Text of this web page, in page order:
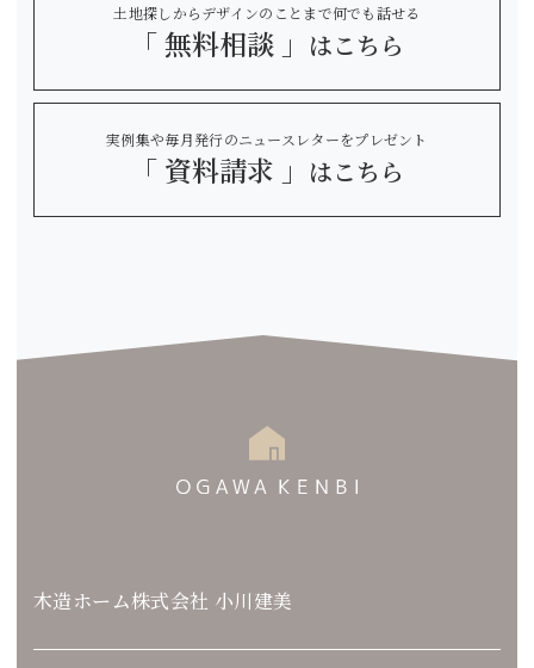
土地探しからデザインのことまで何でも話せる
「 無料相談 」 はこちら
実例集や毎月発行のニュースレターをプレゼント
「 資料請求 」 はこちら
木造ホーム株式会社 小川建美